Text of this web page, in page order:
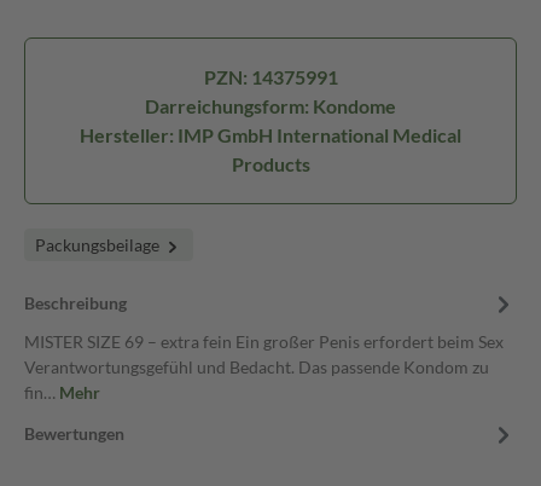
PZN: 14375991
Darreichungsform: Kondome
Hersteller: IMP GmbH International Medical
Products
Packungsbeilage
Beschreibung
MISTER SIZE 69 – extra fein Ein großer Penis erfordert beim Sex
Verantwortungsgefühl und Bedacht. Das passende Kondom zu
fin… Mehr
Bewertungen